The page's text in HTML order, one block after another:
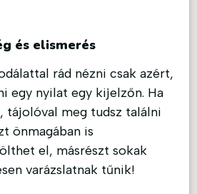
és elismerés
rád nézni csak azért,
egy nyilat egy kijelzőn. Ha
tájolóval meg tudsz találni
önmagában is
el, másrészt sokak
varázslatnak tűnik!